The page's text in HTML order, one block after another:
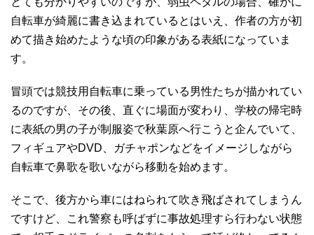
自転車が綺麗に書き込まれているとはいえ、作者の方が初
めて描き始めたような頃の印象がある表紙になっていま
す。
冒頭では競技用自転車に乗っている男性たちが描かれてい
るのですが、その後、直ぐに場面が変わり、学校の帰宅時
に表紙の男の子が制服姿で秋葉原へ行こうと企んでいて、
フィギュアやDVD、ガチャポンなどをイメージしながら
自転車で鼻歌を歌いながら移動を始めます。
そこで、後方から車にはねられて吹き飛ばされてしまうん
ですけど、これ警察も呼ばずに事故処理すら行わない状態